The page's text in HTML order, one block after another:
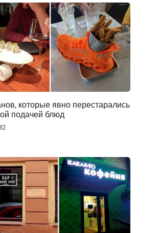
которые явно перестарались
подачей блюд